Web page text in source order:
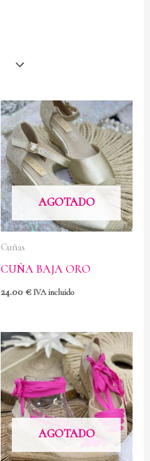
AGOTADO
Cuñas
CUÑA BAJA ORO
24.00 € IVA incluido
AGOTADO